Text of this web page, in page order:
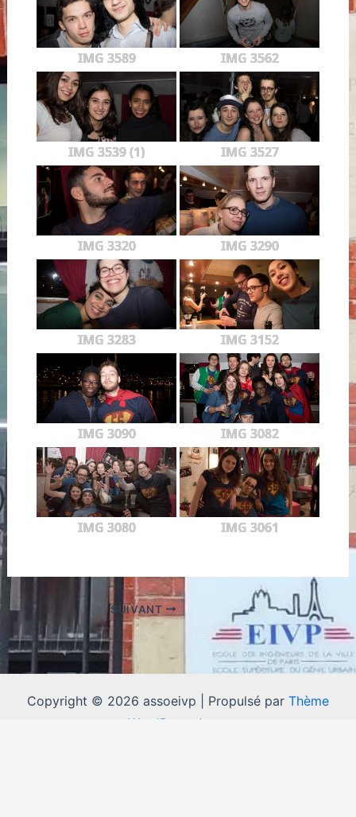
IMG 3589 IMG 3562
IMG 3539 (1) IMG 3527
IMG 3320 IMG 3290
IMG 3283 IMG 3152
IMG 3090 IMG 3082
IMG 3080 IMG 3061
SUIVANT
Copyright © 2026 assoeivp | Propulsé par Thème
WordPress Astra